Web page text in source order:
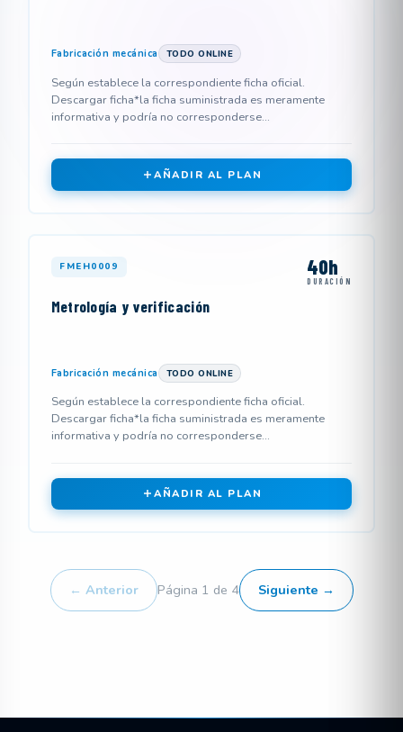
Fabricación mecánica TODO ONLINE
Según establece la correspondiente ficha oficial.
Descargar ficha*la ficha suministrada es meramente
informativa y podría no corresponderse...
AÑADIR AL PLAN
FMEH0009 40h
DURACIÓN
Metrología y verificación
Fabricación mecánica TODO ONLINE
Según establece la correspondiente ficha oficial.
Descargar ficha*la ficha suministrada es meramente
informativa y podría no corresponderse...
AÑADIR AL PLAN
← Anterior Página 1 de 4 Siguiente →